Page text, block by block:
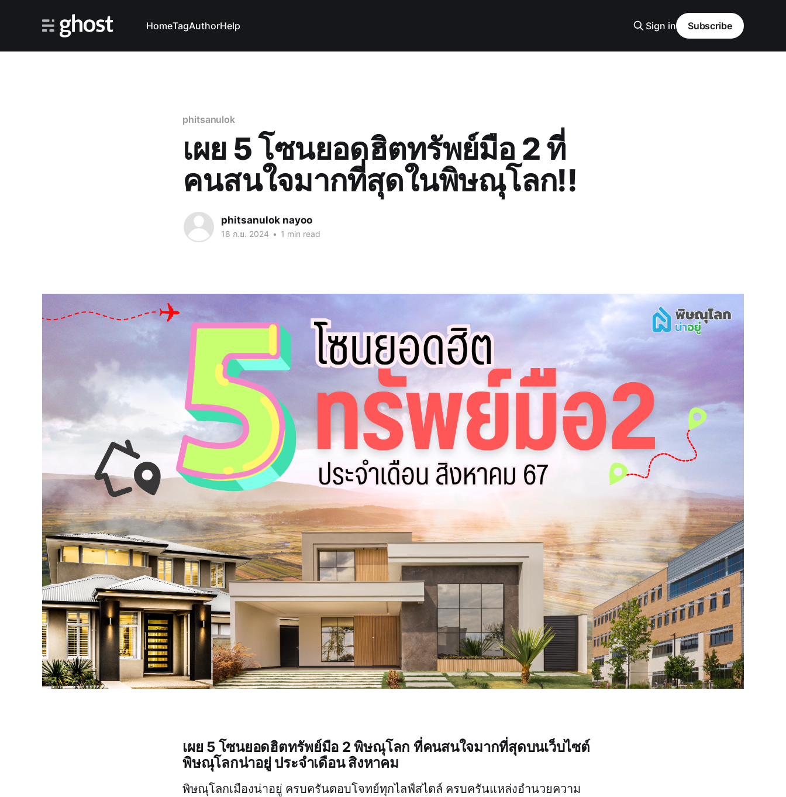
HomeTagAuthorHelp Sign in Subscribe
phitsanulok
เผย 5 โซนยอดฮิตทรัพย์มือ 2 ที่
คนสนใจมากที่สุดในพิษณุโลก!!
phitsanulok nayoo
18 ก.ย. 2024 • 1 min read
เผย 5 โซนยอดฮิตทรัพย์มือ 2 พิษณุโลก ที่คนสนใจมากที่สุดบนเว็บไซต์
พิษณุโลกน่าอยู่ ประจำเดือน สิงหาคม
พิษณุโลกเมืองน่าอยู่ ครบครันตอบโจทย์ทุกไลฟ์สไตล์ ครบครันแหล่งอำนวยความ